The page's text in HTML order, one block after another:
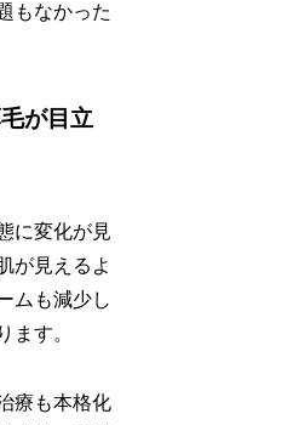
もなかった
が目立
に変化が見
が見えるよ
ムも減少し
ます。
療も本格化